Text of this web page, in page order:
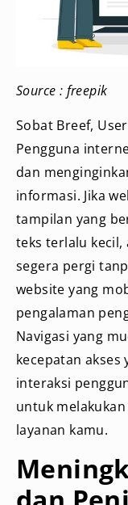
Source : freepik
Sobat Breef,
Pengguna
dan
informasi. Jika
tampilan yang
teks terlalu kecil,
segera pergi
website yang
pengalaman
Navigasi yang
kecepatan akses
interaksi
untuk
layanan kamu.